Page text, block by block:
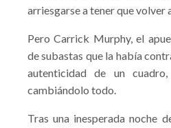
arriesgarse a tener que volver
Pero Carrick Murphy, el
de subastas que la había
autenticidad de un
cambiándolo todo.
Tras una inesperada noche